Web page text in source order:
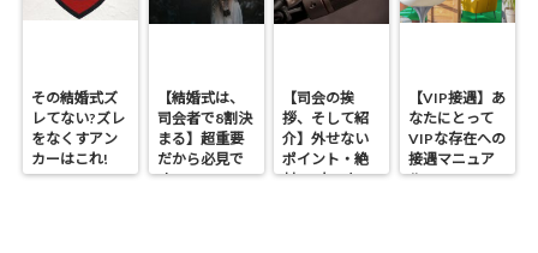
その結婚式ズ
レてない?ズレ
をなくすアン
カーはこれ!
【結婚式は、
司会者で8割決
まる】超重要
だから必見で
す
【司会の挨
拶、そして紹
介】外せない
ポイント・絶
対NGなこと
【VIP接遇】あ
なたにとって
VIPな存在への
接遇マニュア
ル